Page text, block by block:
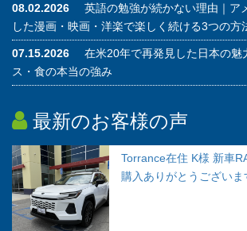
08.02.2026
英語の勉強が続かない理由｜ア
した漫画・映画・洋楽で楽しく続ける3つの方
07.15.2026
在米20年で再発見した日本の魅
ス・食の本当の強み
最新のお客様の声
Torrance在住 K様 新車
購入ありがとうございま